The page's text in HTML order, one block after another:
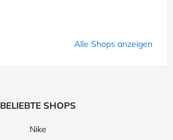
Alle Shops anzeigen
BELIEBTE SHOPS
Nike